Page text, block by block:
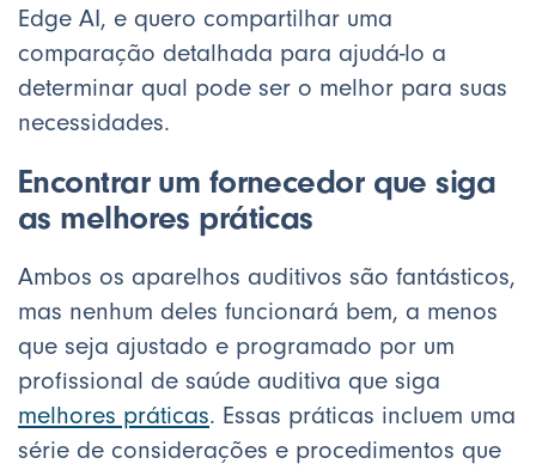
Edge AI, e quero compartilhar uma
comparação detalhada para ajudá-lo a
determinar qual pode ser o melhor para suas
necessidades.
Encontrar um fornecedor que siga
as melhores práticas
Ambos os aparelhos auditivos são fantásticos,
mas nenhum deles funcionará bem, a menos
que seja ajustado e programado por um
profissional de saúde auditiva que siga
melhores práticas. Essas práticas incluem uma
série de considerações e procedimentos que